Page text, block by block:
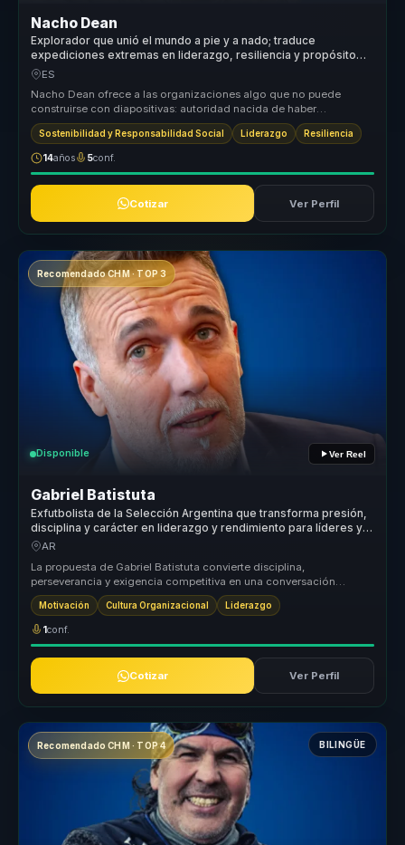
Nacho Dean
Explorador que unió el mundo a pie y a nado; traduce
expediciones extremas en liderazgo, resiliencia y propósito
compartido.
ES
Nacho Dean ofrece a las organizaciones algo que no puede
construirse con diapositivas: autoridad nacida de haber
atravesado cambios reale...
Sostenibilidad y Responsabilidad Social Liderazgo Resiliencia
14años 5conf.
Cotizar Ver Perfil
Recomendado CHM · TOP 3
Disponible Ver Reel
Gabriel Batistuta
Exfutbolista de la Selección Argentina que transforma presión,
disciplina y carácter en liderazgo y rendimiento para líderes y
equipos.
AR
La propuesta de Gabriel Batistuta convierte disciplina,
perseverancia y exigencia competitiva en una conversación
aplicable al negocio. P...
Motivación Cultura Organizacional Liderazgo
1conf.
Cotizar Ver Perfil
Recomendado CHM · TOP 4 BILINGÜE